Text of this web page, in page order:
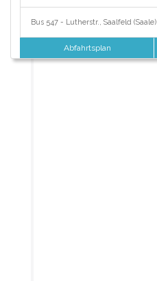
Bus 547 - Lutherstr., Saalfeld (Saale)
Abfahrtsplan